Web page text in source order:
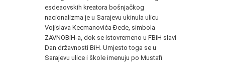
esdeaovskih kreatora bošnjačkog
nacionalizma je u Sarajevu ukinula ulicu
Vojislava Kecmanovića Đede, simbola
ZAVNOBiH-a, dok se istovremeno u FBiH slavi
Dan državnosti BiH. Umjesto toga se u
Sarajevu ulice i škole imenuju po Mustafi